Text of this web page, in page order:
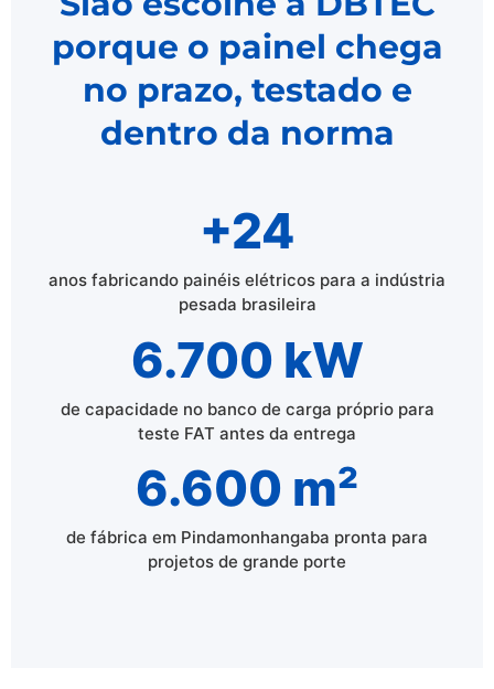
porque o painel chega
no prazo, testado e
dentro da norma
+24
anos fabricando painéis elétricos para a indústria
pesada brasileira
6.700 kW
de capacidade no banco de carga próprio para
teste FAT antes da entrega
6.600 m²
de fábrica em Pindamonhangaba pronta para
projetos de grande porte